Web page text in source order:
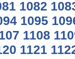
1082
1095
1108
1121